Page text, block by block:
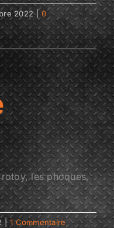
2022 | 0
les phoques,
| 1 Commentaire